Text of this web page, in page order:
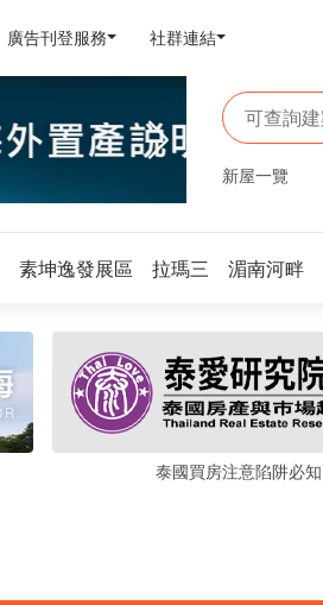
廣告刊登服務 社群連結
新屋一覽
素坤逸發展區 拉瑪三 湄南河畔
泰國買房注意陷阱必知